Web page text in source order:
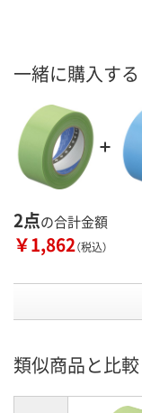
一緒に購入する
2点の合計金額
￥1,862（税込）
類似商品と比較